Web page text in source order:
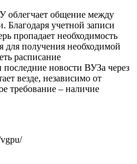
облегчает общение между
Благодаря учетной записи
пропадает необходимость
для получения необходимой
расписание
новости ВУЗа через
везде, независимо от
требование – наличие